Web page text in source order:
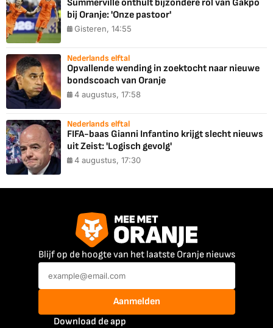
Summerville onthult bijzondere rol van Gakpo
bij Oranje: 'Onze pastoor'
Gisteren, 14:55
Nederlands elftal
Opvallende wending in zoektocht naar nieuwe
bondscoach van Oranje
4 augustus, 17:58
Nederlands elftal
FIFA-baas Gianni Infantino krijgt slecht nieuws
uit Zeist: 'Logisch gevolg'
4 augustus, 17:30
Blijf op de hoogte van het laatste Oranje nieuws
Aanmelden
Download de app